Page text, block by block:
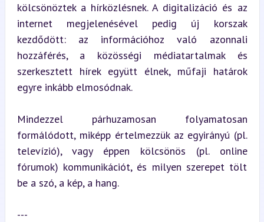
kölcsönöztek a hírközlésnek. A digitalizáció és az
internet megjelenésével pedig új korszak
kezdődött: az információhoz való azonnali
hozzáférés, a közösségi médiatartalmak és
szerkesztett hírek együtt élnek, műfaji határok
egyre inkább elmosódnak.
Mindezzel párhuzamosan folyamatosan
formálódott, miképp értelmezzük az egyirányú (pl.
televízió), vagy éppen kölcsönös (pl. online
fórumok) kommunikációt, és milyen szerepet tölt
be a szó, a kép, a hang.
---